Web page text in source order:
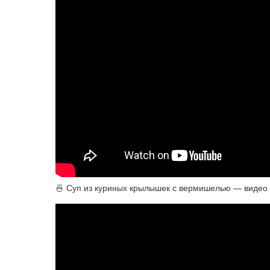
🍜 Суп из куриных крылышек с вермишелью — видео